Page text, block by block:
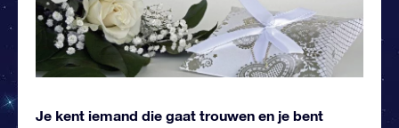
Je kent iemand die gaat trouwen en je bent